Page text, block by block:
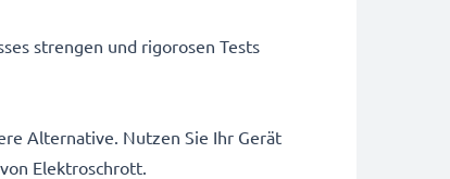
strengen und rigorosen Tests
Alternative. Nutzen Sie Ihr Gerät
Elektroschrott.